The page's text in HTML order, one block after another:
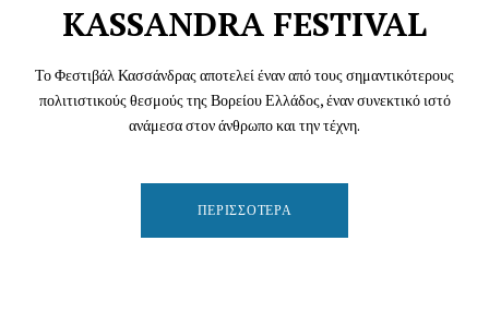
KASSANDRA FESTIVAL
Το Φεστιβάλ Κασσάνδρας αποτελεί έναν από τους σημαντικότερους
πολιτιστικούς θεσμούς της Βορείου Ελλάδος, έναν συνεκτικό ιστό
ανάμεσα στον άνθρωπο και την τέχνη.
ΠΕΡΙΣΣΌΤΕΡΑ